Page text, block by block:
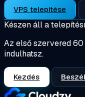
VPS telepítése
Készen áll a
Az első szervered
indulhatsz.
Kezdés